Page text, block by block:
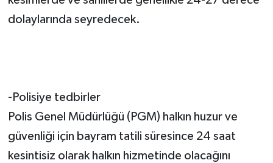
dolaylarında seyredecek.
-Polisiye tedbirler
Polis Genel Müdürlüğü (PGM) halkın huzur ve
güvenliği için bayram tatili süresince 24 saat
kesintisiz olarak halkın hizmetinde olacağını